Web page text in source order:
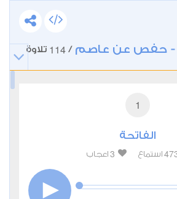
- حفص عن عاصم /
114 تلاوة
1
الفاتحة
استماع 3 اعجاب